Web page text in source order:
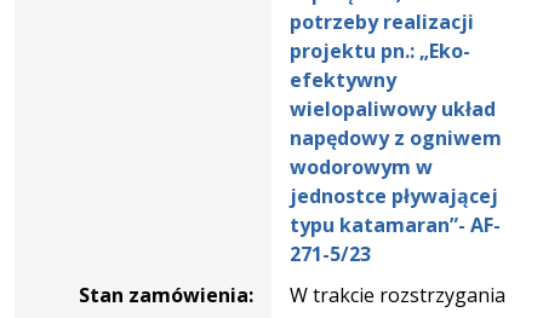
realizacji
potrzeby realizacji
projektu pn.: „Eko-
efektywny
wielopaliwowy układ
napędowy z ogniwem
wodorowym w
jednostce pływającej
typu katamaran”- AF-
271-5/23
Stan zamówienia:
W trakcie rozstrzygania